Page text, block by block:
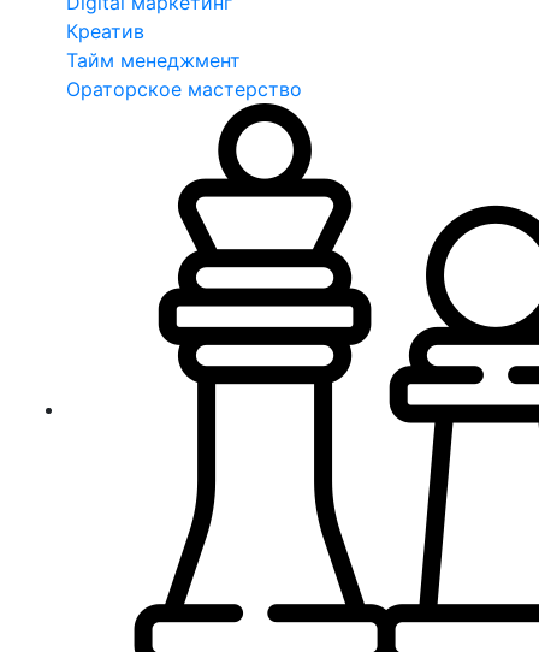
Креатив
Тайм менеджмент
Ораторское мастерство